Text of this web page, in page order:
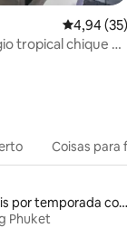
avaliações
4,94 de
4,94 (35)
tropical chique à
Coisas para
Aluguéis por temporada com suítes privativas
Phuket